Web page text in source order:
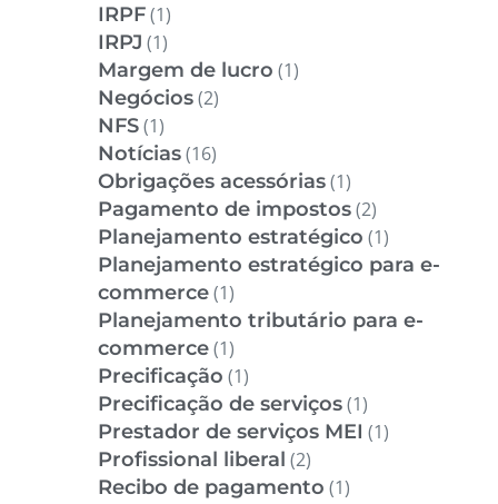
IRPF(1)
IRPJ (1)
Margem de lucro (1)
Negócios(2)
NFS(1)
Notícias(16)
Obrigações acessórias(1)
Pagamento de impostos(2)
Planejamento estratégico (1)
Planejamento estratégico para e-
commerce(1)
Planejamento tributário para e-
commerce(1)
Precificação (1)
Precificação de serviços(1)
Prestador de serviços MEI (1)
Profissional liberal (2)
Recibo de pagamento (1)